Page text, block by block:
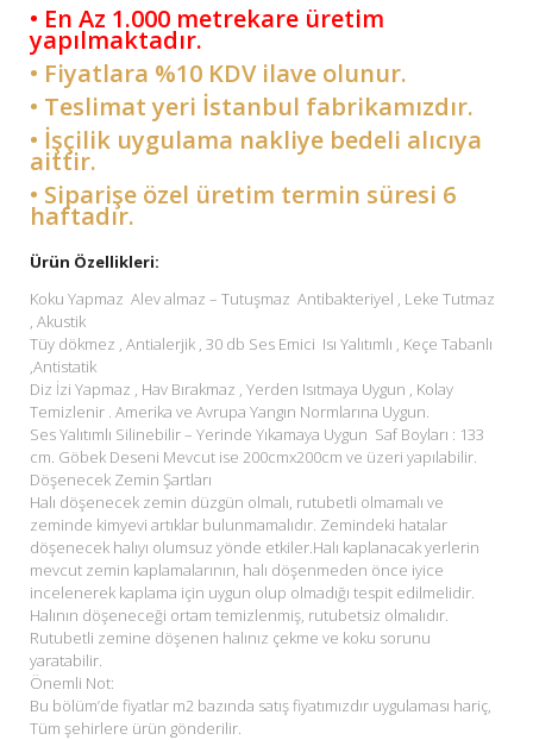
• En Az 1.000 metrekare üretim
yapılmaktadır.
• Fiyatlara %10 KDV ilave olunur.
• Teslimat yeri İstanbul fabrikamızdır.
• İşçilik uygulama nakliye bedeli alıcıya
aittir.
• Siparişe özel üretim termin süresi 6
haftadır.
Ürün Özellikleri:
Koku Yapmaz Alev almaz – Tutuşmaz Antibakteriyel , Leke Tutmaz
, Akustik
Tüy dökmez , Antialerjik , 30 db Ses Emici Isı Yalıtımlı , Keçe Tabanlı
,Antistatik
Diz İzi Yapmaz , Hav Bırakmaz , Yerden Isıtmaya Uygun , Kolay
Temizlenir . Amerika ve Avrupa Yangın Normlarına Uygun.
Ses Yalıtımlı Silinebilir – Yerinde Yıkamaya Uygun Saf Boyları : 133
cm. Göbek Deseni Mevcut ise 200cmx200cm ve üzeri yapılabilir.
Döşenecek Zemin Şartları
Halı döşenecek zemin düzgün olmalı, rutubetli olmamalı ve
zeminde kimyevi artıklar bulunmamalıdır. Zemindeki hatalar
döşenecek halıyı olumsuz yönde etkiler.Halı kaplanacak yerlerin
mevcut zemin kaplamalarının, halı döşenmeden önce iyice
incelenerek kaplama için uygun olup olmadığı tespit edilmelidir.
Halının döşeneceği ortam temizlenmiş, rutubetsiz olmalıdır.
Rutubetli zemine döşenen halınız çekme ve koku sorunu
yaratabilir.
Önemli Not:
Bu bölüm’de fiyatlar m2 bazında satış fiyatımızdır uygulaması hariç,
Tüm şehirlere ürün gönderilir.